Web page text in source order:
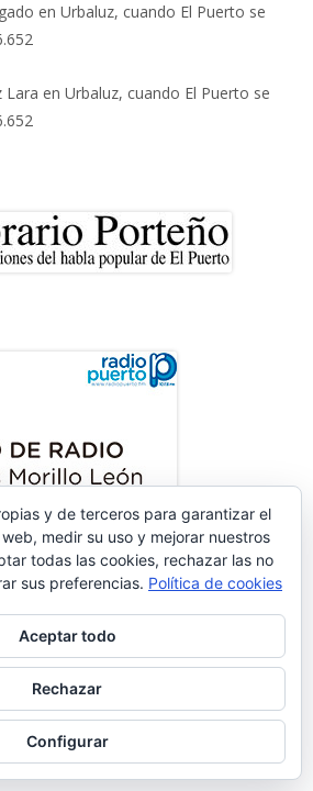
en Urbaluz, cuando El Puerto se
Lara en Urbaluz, cuando El Puerto se
#6.660
y de terceros para garantizar el
medir su uso y mejorar nuestros
todas las cookies, rechazar las no
sus preferencias. Política de cookies
Aceptar todo
Rechazar
Configurar